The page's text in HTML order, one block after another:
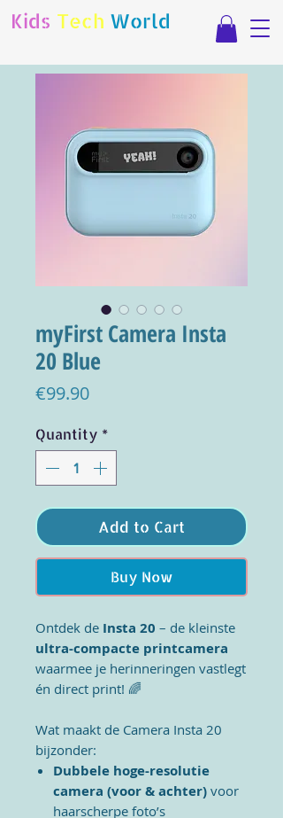
Kids Tech World
myFirst Camera Insta
20 Blue
€99.90Price
Quantity *
Add to Cart
Buy Now
Ontdek de Insta 20 – de kleinste
ultra-compacte printcamera
waarmee je herinneringen vastlegt
én direct print! 🌈
Wat maakt de Camera Insta 20
bijzonder:
Dubbele hoge-resolutie
camera (voor & achter) voor
haarscherpe foto’s